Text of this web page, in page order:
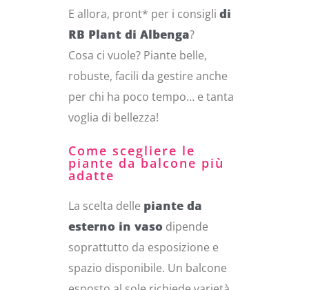
E allora, pront* per i consigli di
RB Plant di Albenga?
Cosa ci vuole? Piante belle,
robuste, facili da gestire anche
per chi ha poco tempo… e tanta
voglia di bellezza!
Come scegliere le
piante da balcone più
adatte
La scelta delle piante da
esterno in vaso dipende
soprattutto da esposizione e
spazio disponibile. Un balcone